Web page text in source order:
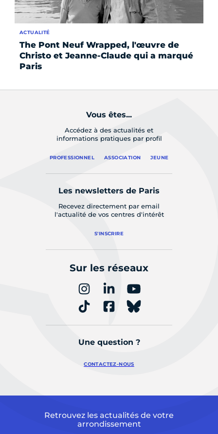
The Pont Neuf Wrapped, l'œuvre de
Christo et Jeanne-Claude qui a marqué
Paris
ACTUALITÉ
Vous êtes...
Accédez à des actualités et
informations pratiques par profil
PROFESSIONNEL ASSOCIATION JEUNE
Les newsletters de Paris
Recevez directement par email
l'actualité de vos centres d'intérêt
S'INSCRIRE
Sur les réseaux
Une question ?
CONTACTEZ-NOUS
Retrouvez les actualités de votre
arrondissement